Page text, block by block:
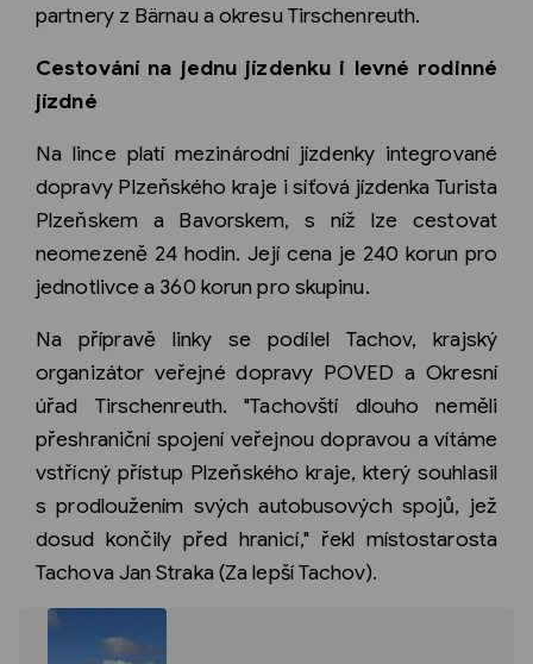
partnery z Bärnau a okresu Tirschenreuth.
Cestování na jednu jízdenku i levné rodinné
jízdné
Na lince platí mezinárodní jízdenky integrované
dopravy Plzeňského kraje i síťová jízdenka Turista
Plzeňskem a Bavorskem, s níž lze cestovat
neomezeně 24 hodin. Její cena je 240 korun pro
jednotlivce a 360 korun pro skupinu.
Na přípravě linky se podílel Tachov, krajský
organizátor veřejné dopravy POVED a Okresní
úřad Tirschenreuth. "Tachovští dlouho neměli
přeshraniční spojení veřejnou dopravou a vítáme
vstřícný přístup Plzeňského kraje, který souhlasil
s prodloužením svých autobusových spojů, jež
dosud končily před hranicí," řekl místostarosta
Tachova Jan Straka (Za lepší Tachov).